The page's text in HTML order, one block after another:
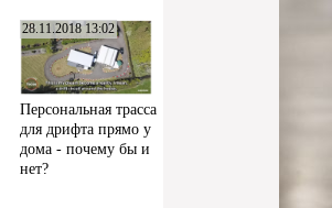
28.11.2018 13:02
Персональная трасса
для дрифта прямо у
дома - почему бы и
нет?